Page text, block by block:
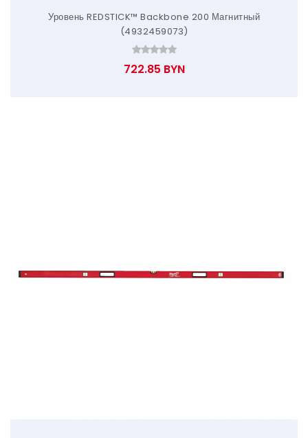
Уровень REDSTICK™ Backbone 200 Магнитный
(4932459073)
722.85 BYN